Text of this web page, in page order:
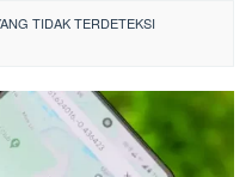
TIDAK TERDETEKSI